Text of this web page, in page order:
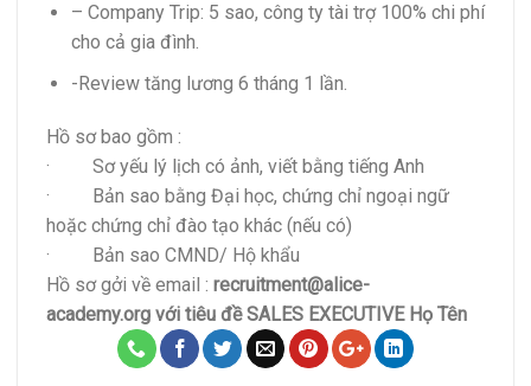
– Company Trip: 5 sao, công ty tài trợ 100% chi phí
cho cả gia đình.
-Review tăng lương 6 tháng 1 lần.
Hồ sơ bao gồm :
· Sơ yếu lý lịch có ảnh, viết bằng tiếng Anh
· Bản sao bằng Đại học, chứng chỉ ngoại ngữ
hoặc chứng chỉ đào tạo khác (nếu có)
· Bản sao CMND/ Hộ khẩu
Hồ sơ gởi về email : recruitment@alice-
academy.org với tiêu đề SALES EXECUTIVE Họ Tên